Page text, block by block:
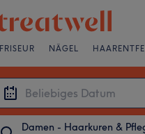
FRISEUR NÄGEL
Damen - Haarkuren &